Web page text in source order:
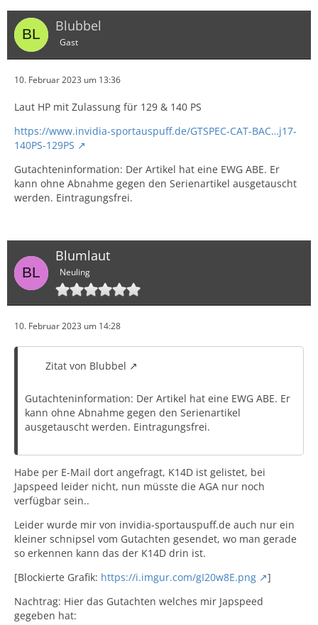
Blubbel
Gast
10. Februar 2023 um 13:36
Laut HP mit Zulassung für 129 & 140 PS
https://www.invidia-sportauspuff.de/GTSPEC-CAT-BAC…j17-
140PS-129PS
Gutachteninformation: Der Artikel hat eine EWG ABE. Er
kann ohne Abnahme gegen den Serienartikel ausgetauscht
werden. Eintragungsfrei.
Blumlaut
Neuling
10. Februar 2023 um 14:28
Zitat von Blubbel
Gutachteninformation: Der Artikel hat eine EWG ABE. Er
kann ohne Abnahme gegen den Serienartikel
ausgetauscht werden. Eintragungsfrei.
Habe per E-Mail dort angefragt, K14D ist gelistet, bei
Japspeed leider nicht, nun müsste die AGA nur noch
verfügbar sein..
Leider wurde mir von invidia-sportauspuff.de auch nur ein
kleiner schnipsel vom Gutachten gesendet, wo man gerade
so erkennen kann das der K14D drin ist.
[Blockierte Grafik: https://i.imgur.com/gI20w8E.png
]
Nachtrag: Hier das Gutachten welches mir Japspeed
gegeben hat: